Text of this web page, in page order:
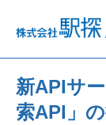
新APIサ
索API」